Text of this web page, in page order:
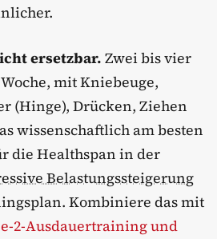
ersetzbar. Zwei bis vier
mit Kniebeuge,
(Hinge), Drücken, Ziehen
wissenschaftlich am besten
die Healthspan in der
Belastungssteigerung
Kombiniere das mit
2-Ausdauertraining und